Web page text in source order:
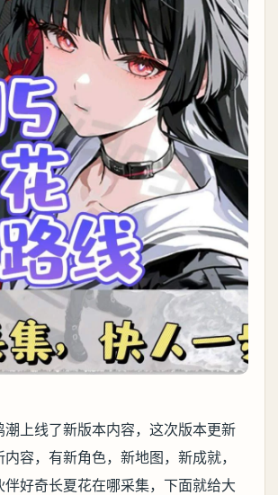
潮上线了新版本内容，这次版本更新
容，有新角色，新地图，新成就，
好奇长夏花在哪采集，下面就给大